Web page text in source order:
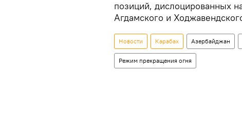
позиций, дислоцированных
Агдамского и
Новости Карабах Азербайджан
Режим прекращения огня